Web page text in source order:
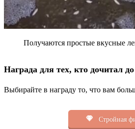
Получаются простые вкусные
Награда для тех, кто дочитал
Выбирайте в награду то, что вам
Стройная